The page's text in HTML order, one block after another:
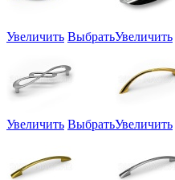
Увеличить ВыбратьУвеличить
Увеличить ВыбратьУвеличить